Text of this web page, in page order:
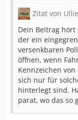
Zitat von Ullie
Dein Beitrag hört
der ein
versenkbaren
öffnen, wenn
Kennzeichen
sich nur für
hinterlegt sind.
parat, wo das so